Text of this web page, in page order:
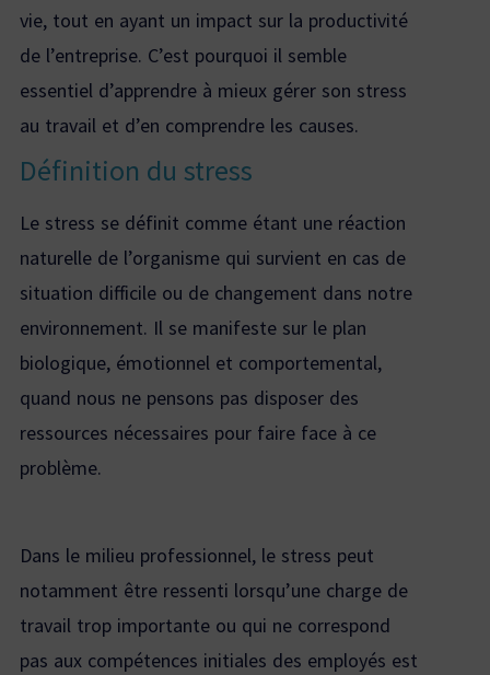
vie, tout en ayant un impact sur la productivité
de l’entreprise. C’est pourquoi il semble
essentiel d’apprendre à mieux gérer son stress
au travail et d’en comprendre les causes.
Définition du stress
Le stress se définit comme étant une réaction
naturelle de l’organisme qui survient en cas de
situation difficile ou de changement dans notre
environnement. Il se manifeste sur le plan
biologique, émotionnel et comportemental,
quand nous ne pensons pas disposer des
ressources nécessaires pour faire face à ce
problème.
Dans le milieu professionnel, le stress peut
notamment être ressenti lorsqu’une charge de
travail trop importante ou qui ne correspond
pas aux compétences initiales des employés est